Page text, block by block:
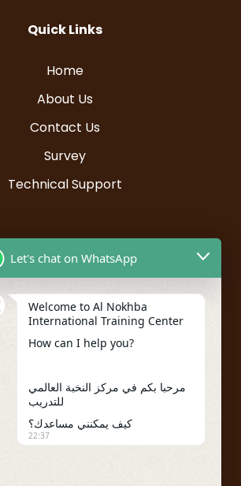
Quick Links
Home
About Us
Contact Us
Survey
Technical Support
Resources
Student Registration
My account
Let's chat on WhatsApp
Welcome to Al Nokhba
International Training Center
How can I help you?
مرحبا بكم في مركز النخبة العالمي
للتدريب
كيف يمكنني مساعدك؟
22:37